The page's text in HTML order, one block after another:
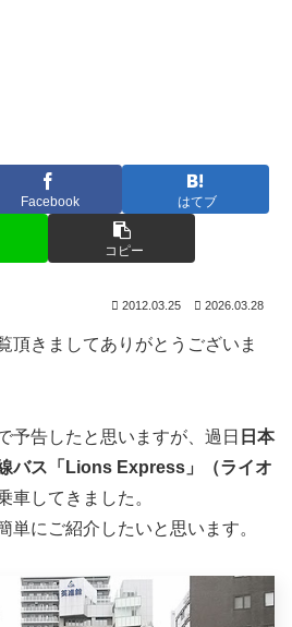
Facebook はてブ
コピー
2012.03.25 2026.03.28
頂きましてありがとうございま
予告したと思いますが、過日 日本
バス「Lions Express」（ライオ
車してきました。
単にご紹介したいと思います。